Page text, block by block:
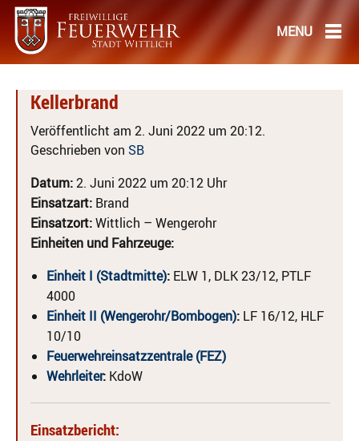
Kellerbrand
Veröffentlicht am 2. Juni 2022 um 20:12.
Geschrieben von SB
Datum:2. Juni 2022 um 20:12 Uhr
Einsatzart: Brand
Einsatzort:Wittlich – Wengerohr
Einheiten und Fahrzeuge:
Einheit I (Stadtmitte): ELW 1, DLK 23/12, PTLF
4000
Einheit II (Wengerohr/Bombogen): LF 16/12, HLF
10/10
Feuerwehreinsatzzentrale (FEZ)
Wehrleiter: KdoW
Einsatzbericht: